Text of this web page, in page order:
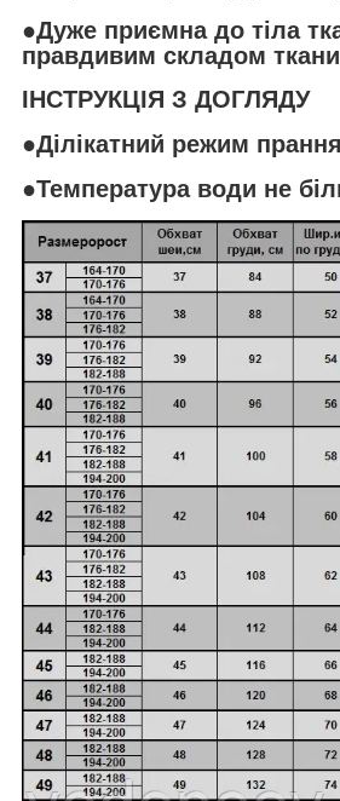
●Дуже приємна до тіла
правдивим складом
ІНСТРУКЦІЯ З ДОГЛЯДУ
●Ділікатний режим прання
●Температура води не